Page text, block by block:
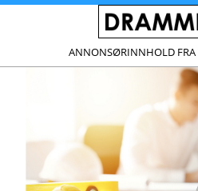
ANNONSØRINNHOLD FRA